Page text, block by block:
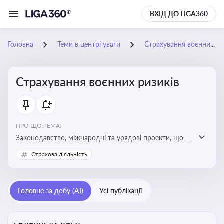
ВХІД ДО LIGA360
Головна Теми в центрі уваги Страхування воєнних ризиків
Страхування воєнних ризиків
ПРО ЩО ТЕМА:
Законодавство, міжнародні та урядові проекти, що
визначають та знижують воєнні ризики для власників
майна, боржників та кредиторів
Страхова діяльність
Головне за добу (AI) Усі публікації